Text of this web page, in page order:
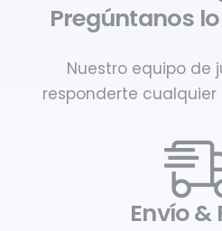
Pregúntanos
Nuestro equipo de
responderte
Envío &